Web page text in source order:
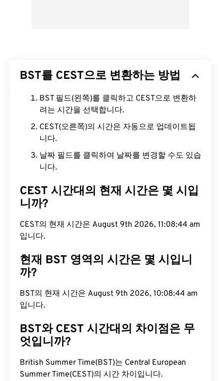
BST를 CEST으로 변환하는 방법
BST 필드(왼쪽)를 클릭하고 CEST으로 변환하
려는 시간을 선택합니다.
CEST(오른쪽)의 시간은 자동으로 업데이트됩
니다.
날짜 필드를 클릭하여 날짜를 변경할 수도 있습
니다.
CEST 시간대의 현재 시간은 몇 시입
니까?
CEST의 현재 시간은 August 9th 2026, 11:08:45 am
입니다.
현재 BST 영역의 시간은 몇 시입니
까?
BST의 현재 시간은 August 9th 2026, 10:08:45 am
입니다.
BST와 CEST 시간대의 차이점은 무
엇입니까?
British Summer Time(BST)는 Central European
Summer Time(CEST)의 시간 차이입니다.